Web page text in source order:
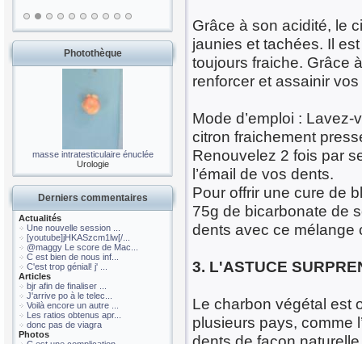
Photothèque
masse intratesticulaire énuclée
Urologie
Derniers commentaires
Actualités
Une nouvelle session ...
[youtube]jHKASzcm1lw[/...
@maggy Le score de Mac...
C est bien de nous inf...
C'est trop génial! j' ...
Articles
bjr afin de finaliser ...
J'arrive po à le telec...
Voilà encore un autre ...
Les ratios obtenus apr...
donc pas de viagra
Photos
Grâce à son acidité, le
jaunies et tachées. Il
toujours fraiche. Grâce
renforcer et assainir
Mode d’emploi :
citron fraichement
Renouvelez 2 fois par
l’émail de vos dents.
Pour offrir une cure de
75g de bicarbonate de
dents avec ce mélange
3. L'ASTUCE
Le charbon végétal est
plusieurs pays, comme